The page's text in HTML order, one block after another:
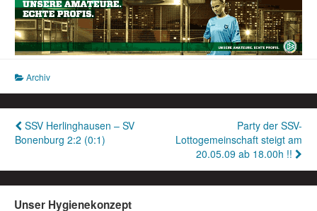
Archiv
Beitragsnavigation
SSV Herlinghausen – SV
Bonenburg 2:2 (0:1)
Party der SSV-
Lottogemeinschaft steigt am
20.05.09 ab 18.00h !!
Unser Hygienekonzept